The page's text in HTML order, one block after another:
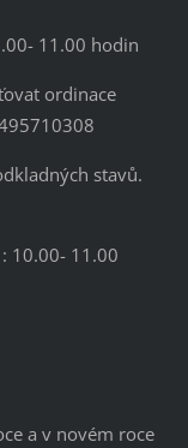
11.00 hodin
ordinace
stavů.
10.00- 11.00
a v novém roce